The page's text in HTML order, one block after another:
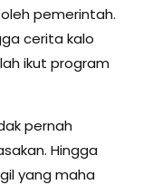
pemerintah.
cerita kalo
ikut program
pernah
Hingga
yang maha